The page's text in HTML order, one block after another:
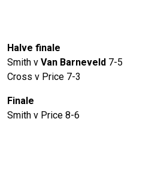
Halve finale
Smith v Van Barneveld 7-5
Cross v Price 7-3
Finale
Smith v Price 8-6